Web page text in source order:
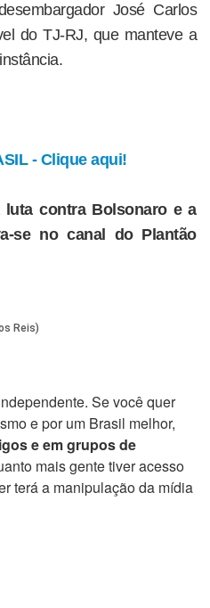
José Carlos
do TJ-RJ, que manteve a
- Clique aqui!
contra Bolsonaro e a
se no canal do Plantão
Se você quer
e por um Brasil melhor,
e em grupos de
mais gente tiver acesso
terá a manipulação da mídia